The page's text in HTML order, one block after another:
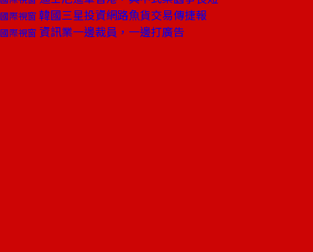
國際視窗 韓國三星投資網路魚貨交易傳捷報
國際視窗 資訊業一邊裁員，一邊打廣告